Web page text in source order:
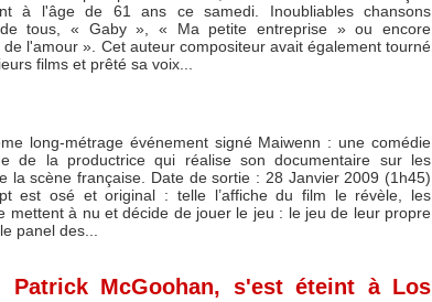
à l'âge de 61 ans ce samedi. Inoubliables chansons
tous, « Gaby », « Ma petite entreprise » ou encore
de l'amour ». Cet auteur compositeur avait également tourné
films et prêté sa voix...
long-métrage événement signé Maiwenn : une comédie
de la productrice qui réalise son documentaire sur les
la scène française. Date de sortie : 28 Janvier 2009 (1h45)
est osé et original : telle l’affiche du film le révèle, les
mettent à nu et décide de jouer le jeu : le jeu de leur propre
panel des...
Patrick McGoohan, s'est éteint à Los